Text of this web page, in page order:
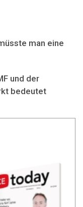
man eine
und der
bedeutet